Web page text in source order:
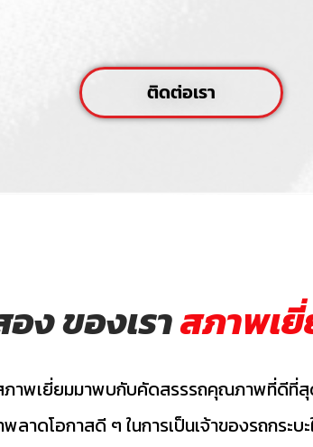
ติดต่อเรา
ง ของเราสภาพเ
าพเยี่ยมมาพบกับคัดสรรรถคุณภาพที่ดีที่สุ
าดโอกาสดี ๆ ในการเป็นเจ้าของรถกระ